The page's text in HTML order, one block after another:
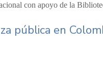
con apoyo de la
pública en